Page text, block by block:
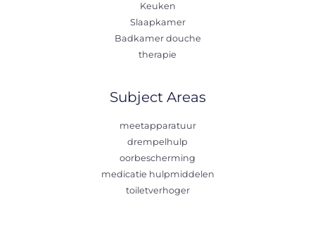
Keuken
Slaapkamer
Badkamer douche
therapie
Subject Areas
meetapparatuur
drempelhulp
oorbescherming
medicatie hulpmiddelen
toiletverhoger